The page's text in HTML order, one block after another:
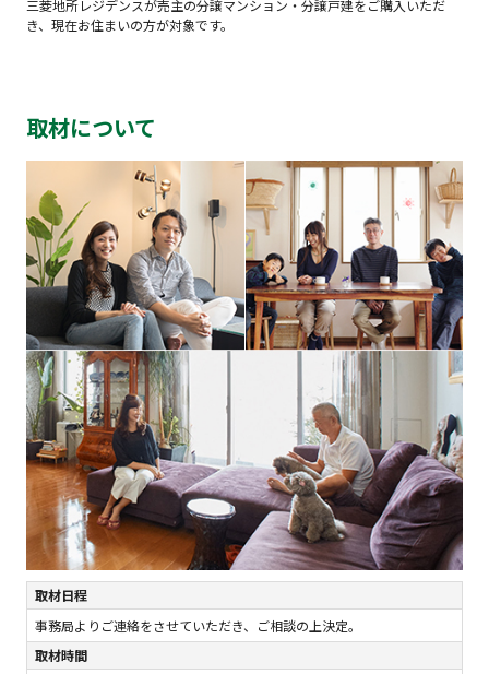
三菱地所レジデンスが売主の分譲マンション・分譲戸建をご購入いただ
き、現在お住まいの方が対象です。
取材について
取材日程
事務局よりご連絡をさせていただき、ご相談の上決定。
取材時間